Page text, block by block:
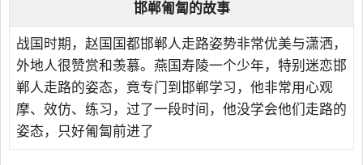
邯郸匍匐的故事
战国时期，赵国国都邯郸人走路姿势非常优美与潇洒，
外地人很赞赏和羡慕。燕国寿陵一个少年，特别迷恋邯
郸人走路的姿态，竟专门到邯郸学习，他非常用心观
摩、效仿、练习，过了一段时间，他没学会他们走路的
姿态，只好匍匐前进了